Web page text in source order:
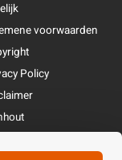
voorwaarden
Policy